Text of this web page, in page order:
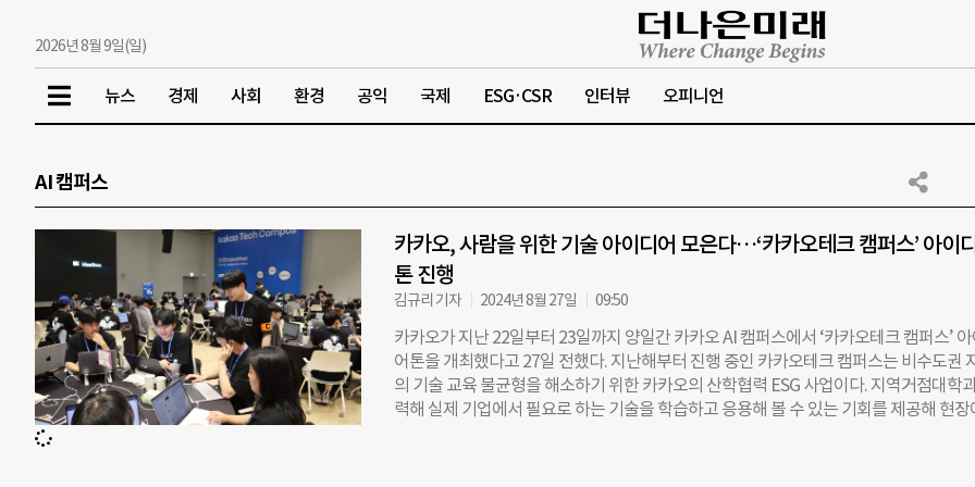
2026년 8월 9일(일)
뉴스 경제 사회 환경 공익 국제 ESG·CSR 인터뷰 오피니언
AI 캠퍼스
카카오, 사람을 위한 기술 아이디어 모은다…‘카카오테크 캠퍼스’ 아이
톤 진행
김규리 기자 2024년 8월 27일 09:50
카카오가 지난 22일부터 23일까지 양일간 카카오 AI 캠퍼스에서 ‘카카오테크 캠퍼스’
어톤을 개최했다고 27일 전했다. 지난해부터 진행 중인 카카오테크 캠퍼스는 비수도권
의 기술 교육 불균형을 해소하기 위한 카카오의 산학협력 ESG 사업이다. 지역거점대학
력해 실제 기업에서 필요로 하는 기술을 학습하고 응용해 볼 수 있는 기회를 제공해 현장